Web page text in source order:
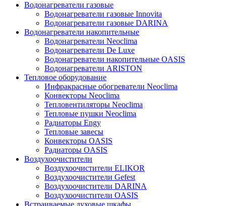
Водонагреватели газовые
Водонагреватели газовые Innovita
Водонагреватели газовые DARINA
Водонагреватели накопительные
Водонагреватели Neoclima
Водонагреватели De Luxe
Водонагреватели накопительные OASIS
Водонагреватели ARISTON
Тепловое оборудование
Инфракрасные обогреватели Neoclima
Конвекторы Neoclima
Тепловентиляторы Neoclima
Тепловые пушки Neoclima
Радиаторы Engy
Тепловые завесы
Конвекторы OASIS
Радиаторы OASIS
Воздухоочистители
Воздухоочистители ELIKOR
Воздухоочистители Gefest
Воздухоочистители DARINA
Воздухоочистители OASIS